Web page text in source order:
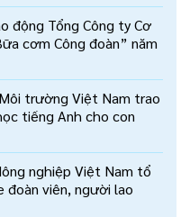
động Tổng Công ty Cơ
cơm Công đoàn” năm
trường Việt Nam trao
tiếng Anh cho con
nghiệp Việt Nam tổ
đoàn viên, người lao